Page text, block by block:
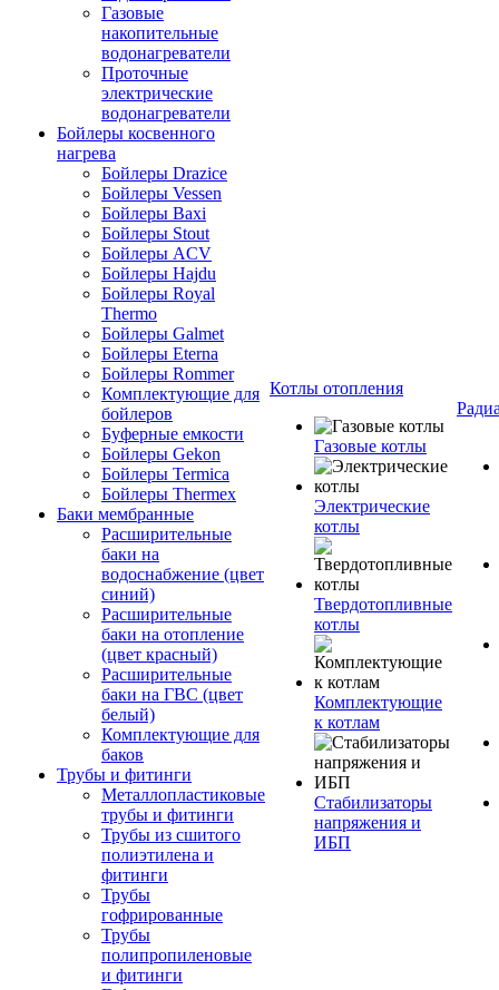
Газовые
накопительные
водонагреватели
Проточные
электрические
водонагреватели
Бойлеры косвенного
нагрева
Бойлеры Drazice
Бойлеры Vessen
Бойлеры Baxi
Бойлеры Stout
Бойлеры ACV
Бойлеры Hajdu
Бойлеры Royal
Thermo
Бойлеры Galmet
Бойлеры Eterna
Бойлеры Rommer
Комплектующие для
бойлеров
Буферные емкости
Бойлеры Gekon
Бойлеры Termica
Бойлеры Thermex
Баки мембранные
Расширительные
баки на
водоснабжение (цвет
синий)
Расширительные
баки на отопление
(цвет красный)
Расширительные
баки на ГВС (цвет
белый)
Комплектующие для
баков
Трубы и фитинги
Металлопластиковые
трубы и фитинги
Трубы из сшитого
полиэтилена и
фитинги
Трубы
гофрированные
Трубы
полипропиленовые
и фитинги
Котлы отопления
Газовые котлы
Электрические
котлы
Твердотопливные
котлы
Комплектующие
к котлам
Стабилизаторы
напряжения и
ИБП